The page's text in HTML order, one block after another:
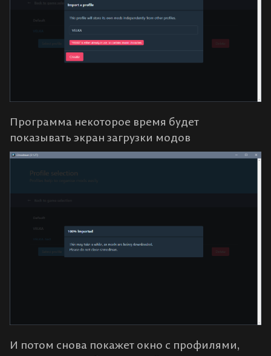
Программа некоторое время будет
показывать экран загрузки модов
И потом снова покажет окно с профилями,